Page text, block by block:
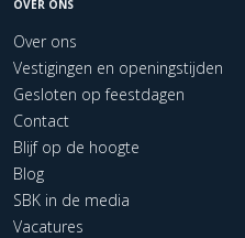
OVER ONS
Over ons
Vestigingen en openingstijden
Gesloten op feestdagen
Contact
Blijf op de hoogte
Blog
SBK in de media
Vacatures